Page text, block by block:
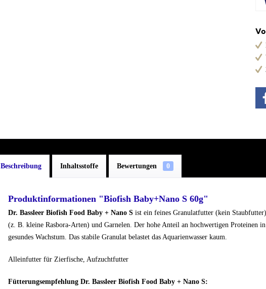
Beschreibung Inhaltsstoffe Bewertungen 0
Produktinformationen "Biofish Baby+Nano S 60g"
Dr. Bassleer Biofish Food Baby + Nano S ist ein feines Granulatfutter (kein
(z. B. kleine Rasbora-Arten) und Garnelen. Der hohe Anteil an hochwertigen Proteinen
gesundes Wachstum. Das stabile Granulat belastet das Aquarienwasser kaum.
Alleinfutter für Zierfische, Aufzuchtfutter
Fütterungsempfehlung Dr. Bassleer Biofish Food Baby + Nano S: